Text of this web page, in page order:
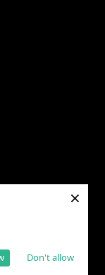
Don't allow
×